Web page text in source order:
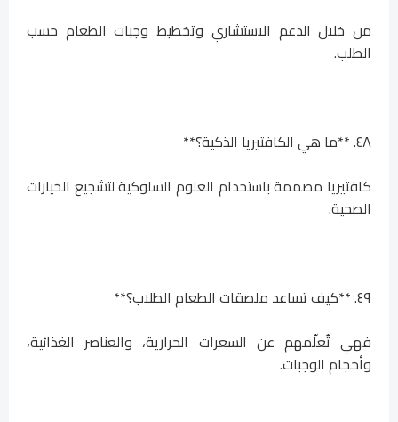
من خلال الدعم الاستشاري وتخطيط وجبات الطعام حسب
الطلب.
٤٨. **ما هي الكافتيريا الذكية؟**
كافتيريا مصممة باستخدام العلوم السلوكية لتشجيع الخيارات
الصحية.
٤٩. **كيف تساعد ملصقات الطعام الطلاب؟**
فهي تُعلّمهم عن السعرات الحرارية، والعناصر الغذائية،
وأحجام الوجبات.